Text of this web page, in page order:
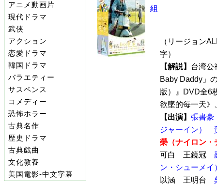
アニメ動画片
現代ドラマ
武侠
アクション
恋愛ドラマ
韓国ドラマ
バラエティー
サスペンス
コメディー
恐怖ホラー
古典名作
歴史ドラマ
古典戯曲
文化教養
美国電影-中文字幕
組
（リージョン
字）
【解説】 台湾公
Baby Daddy」
版）』DVD全6
欲墜的每一天》
【出演】 張書豪
ジャーイン）
榮（ナイロン・
可白 王鏡冠
ン・シューメイ
以涵 王明台